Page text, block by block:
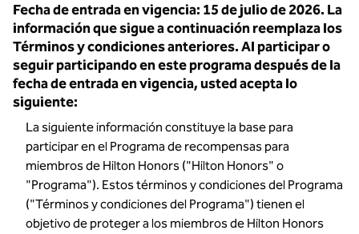
Fecha de entrada en vigencia: 15 de julio de 2026. La
información que sigue a continuación reemplaza los
Términos y condiciones anteriores. Al participar o
seguir participando en este programa después de la
fecha de entrada en vigencia, usted acepta lo
siguiente:
La siguiente información constituye la base para
participar en el Programa de recompensas para
miembros de Hilton Honors ("Hilton Honors" o
"Programa"). Estos términos y condiciones del Programa
("Términos y condiciones del Programa") tienen el
objetivo de proteger a los miembros de Hilton Honors